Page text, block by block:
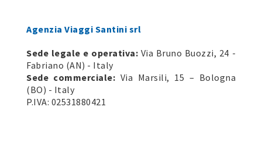
Agenzia Viaggi Santini srl
Sede legale e operativa: Via Bruno Buozzi, 24 -
Fabriano (AN) - Italy
Sede commerciale: Via Marsili, 15 – Bologna
(BO) - Italy
P.IVA: 02531880421